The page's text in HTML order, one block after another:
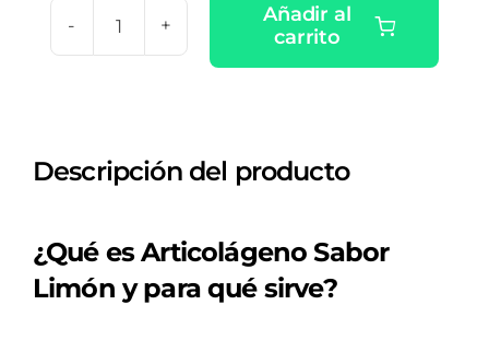
ARTICOLAGENO
G
cantidad
Añadir al
carrito
Descripción del producto
¿Qué es Articolágeno Sabor
Limón y para qué sirve?